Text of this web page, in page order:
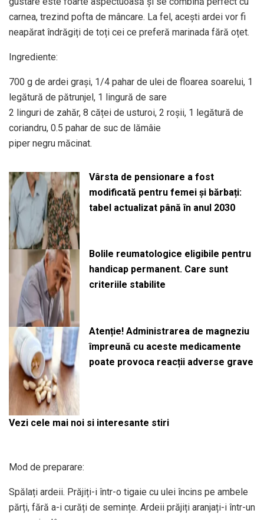
carnea, trezind pofta de mâncare. La fel, acești ardei vor fi
neapărat îndrăgiți de toți cei ce preferă marinada fără oțet.
Ingrediente:
700 g de ardei grași, 1/4 pahar de ulei de floarea soarelui, 1
legătură de pătrunjel, 1 lingură de sare
2 linguri de zahăr, 8 căței de usturoi, 2 roșii, 1 legătură de
coriandru, 0.5 pahar de suc de lămâie
piper negru măcinat.
Vârsta de pensionare a fost
modificată pentru femei și bărbați:
tabel actualizat până în anul 2030
Bolile reumatologice eligibile pentru
handicap permanent. Care sunt
criteriile stabilite
Atenție! Administrarea de magneziu
împreună cu aceste medicamente
poate provoca reacții adverse grave
Vezi cele mai noi si interesante stiri
Mod de preparare:
Spălați ardeii. Prăjiți-i într-o tigaie cu ulei încins pe ambele
părți, fără a-i curăți de semințe. Ardeii prăjiți aranjați-i într-un